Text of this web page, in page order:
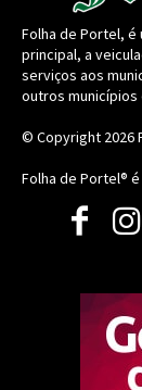
Folha de Portel,
principal, a
serviços aos
outros municípios
© Copyright 2026
Folha de Portel®